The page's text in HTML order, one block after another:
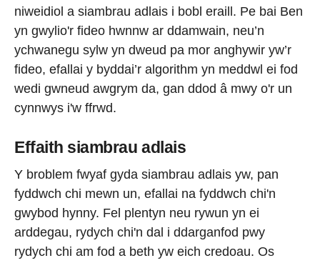
niweidiol a siambrau adlais i bobl eraill. Pe bai Ben
yn gwylio'r fideo hwnnw ar ddamwain, neu’n
ychwanegu sylw yn dweud pa mor anghywir yw’r
fideo, efallai y byddai’r algorithm yn meddwl ei fod
wedi gwneud awgrym da, gan ddod â mwy o'r un
cynnwys i'w ffrwd.
Effaith siambrau adlais
Y broblem fwyaf gyda siambrau adlais yw, pan
fyddwch chi mewn un, efallai na fyddwch chi'n
gwybod hynny. Fel plentyn neu rywun yn ei
arddegau, rydych chi'n dal i ddarganfod pwy
rydych chi am fod a beth yw eich credoau. Os